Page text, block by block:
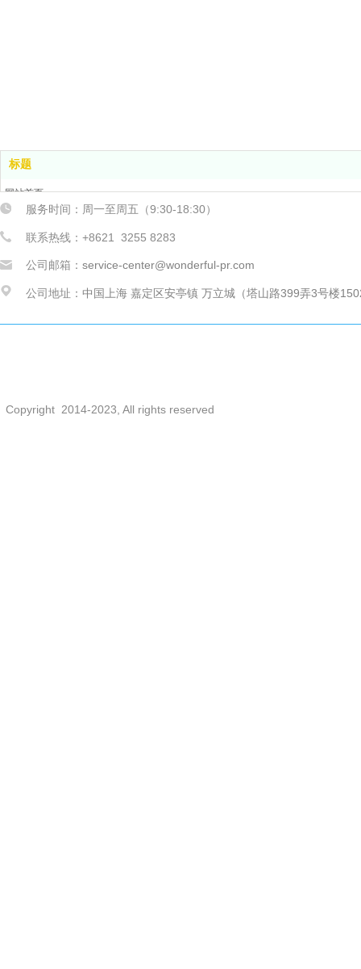
标题
网站首页
服务项目
线上活动
联系我们
新闻中心
服务时间：周一至周五（9:30-18:30）
联系热线：+8621 3255 8283
公司邮箱： service-center@wonderful-pr.com
公司地址： 中国上海 嘉定区安亭镇 万立城（塔山路399弄3号楼
Copyright 2014-2023, All rights reserved